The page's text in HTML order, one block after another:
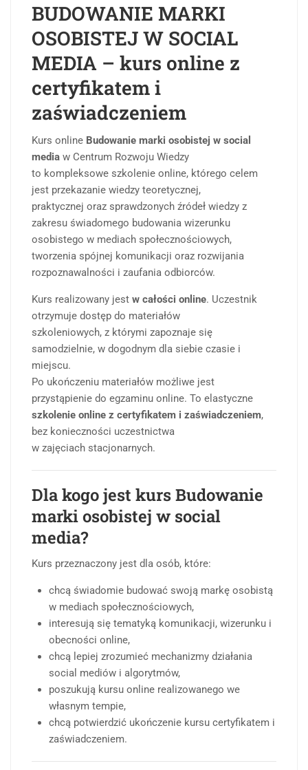
BUDOWANIE MARKI
OSOBISTEJ W SOCIAL
MEDIA – kurs online z
certyfikatem i
zaświadczeniem
Kurs online Budowanie marki osobistej w social
media w Centrum Rozwoju Wiedzy
to kompleksowe szkolenie online, którego celem
jest przekazanie wiedzy teoretycznej,
praktycznej oraz sprawdzonych źródeł wiedzy z
zakresu świadomego budowania wizerunku
osobistego w mediach społecznościowych,
tworzenia spójnej komunikacji oraz rozwijania
rozpoznawalności i zaufania odbiorców.
Kurs realizowany jest w całości online. Uczestnik
otrzymuje dostęp do materiałów
szkoleniowych, z którymi zapoznaje się
samodzielnie, w dogodnym dla siebie czasie i
miejscu.
Po ukończeniu materiałów możliwe jest
przystąpienie do egzaminu online. To elastyczne
szkolenie online z certyfikatem i zaświadczeniem,
bez konieczności uczestnictwa
w zajęciach stacjonarnych.
Dla kogo jest kurs Budowanie
marki osobistej w social
media?
Kurs przeznaczony jest dla osób, które:
chcą świadomie budować swoją markę osobistą
w mediach społecznościowych,
interesują się tematyką komunikacji, wizerunku i
obecności online,
chcą lepiej zrozumieć mechanizmy działania
social mediów i algorytmów,
poszukują kursu online realizowanego we
własnym tempie,
chcą potwierdzić ukończenie kursu certyfikatem i
zaświadczeniem.